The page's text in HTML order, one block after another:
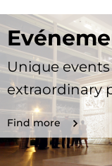
Unique
extraordinary
Find more